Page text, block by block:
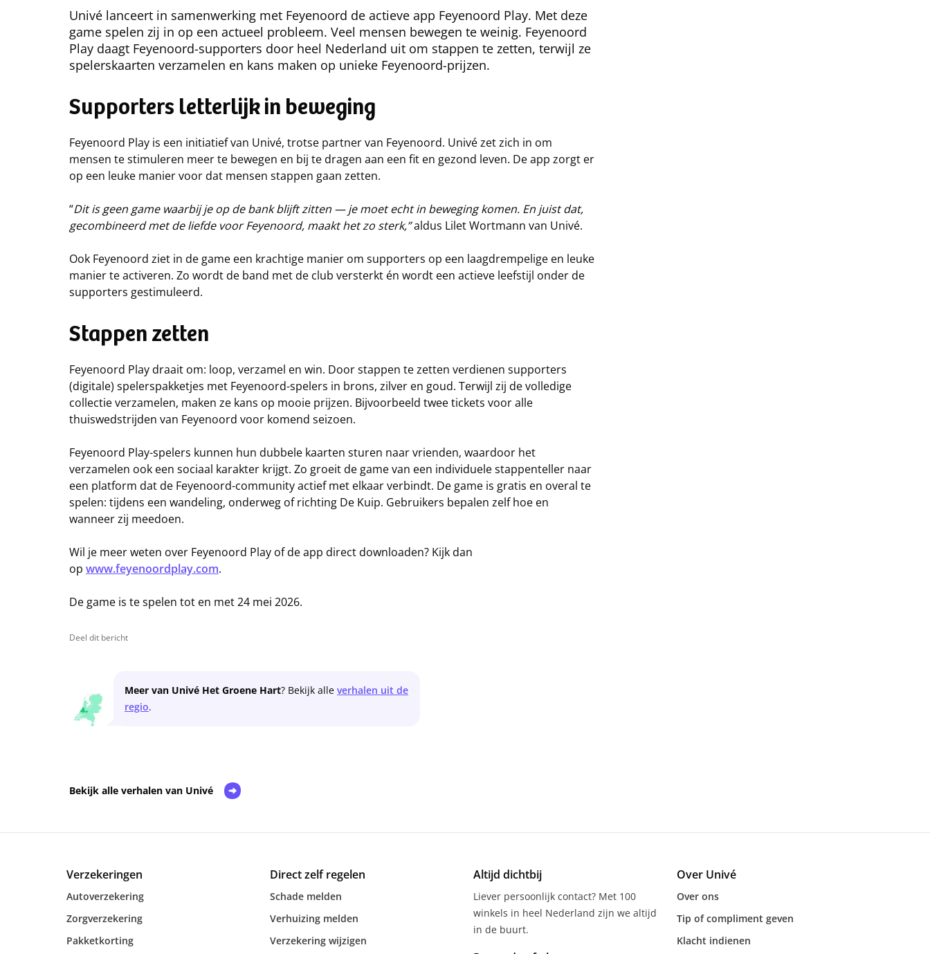
Univé lanceert in samenwerking met Feyenoord de actieve app Feyenoord Play. Met deze
game spelen zij in op een actueel probleem. Veel mensen bewegen te weinig. Feyenoord
Play daagt Feyenoord-supporters door heel Nederland uit om stappen te zetten, terwijl ze
spelerskaarten verzamelen en kans maken op unieke Feyenoord-prijzen.
Supporters letterlijk in beweging
Feyenoord Play is een initiatief van Univé, trotse partner van Feyenoord. Univé zet zich in om
mensen te stimuleren meer te bewegen en bij te dragen aan een fit en gezond leven. De app zorgt er
op een leuke manier voor dat mensen stappen gaan zetten.
“Dit is geen game waarbij je op de bank blijft zitten — je moet echt in beweging komen. En juist dat,
gecombineerd met de liefde voor Feyenoord, maakt het zo sterk,”aldus Lilet Wortmann van Univé.
Ook Feyenoord ziet in de game een krachtige manier om supporters op een laagdrempelige en leuke
manier te activeren. Zo wordt de band met de club versterkt én wordt een actieve leefstijl onder de
supporters gestimuleerd.
Stappen zetten
Feyenoord Play draait om: loop, verzamel en win. Door stappen te zetten verdienen supporters
(digitale) spelerspakketjes met Feyenoord-spelers in brons, zilver en goud. Terwijl zij de volledige
collectie verzamelen, maken ze kans op mooie prijzen. Bijvoorbeeld twee tickets voor alle
thuiswedstrijden van Feyenoord voor komend seizoen.
Feyenoord Play-spelers kunnen hun dubbele kaarten sturen naar vrienden, waardoor het
verzamelen ook een sociaal karakter krijgt. Zo groeit de game van een individuele stappenteller naar
een platform dat de Feyenoord-community actief met elkaar verbindt. De game is gratis en overal te
spelen: tijdens een wandeling, onderweg of richting De Kuip. Gebruikers bepalen zelf hoe en
wanneer zij meedoen.
Wil je meer weten over Feyenoord Play of de app direct downloaden? Kijk dan
op www.feyenoordplay.com.
De game is te spelen tot en met 24 mei 2026.
Deel dit bericht
Meer van Univé Het Groene Hart? Bekijk alle verhalen uit de
regio.
Bekijk alle verhalen van Univé
Verzekeringen
Autoverzekering
Zorgverzekering
Pakketkorting
Direct zelf regelen
Schade melden
Verhuizing melden
Verzekering wijzigen
Altijd dichtbij
Liever persoonlijk contact? Met 100
winkels in heel Nederland zijn we altijd
in de buurt.
Over Univé
Over ons
Tip of compliment geven
Klacht indienen